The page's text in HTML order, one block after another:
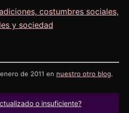
de 2011 en nuestro otro blog.
o insuficiente?